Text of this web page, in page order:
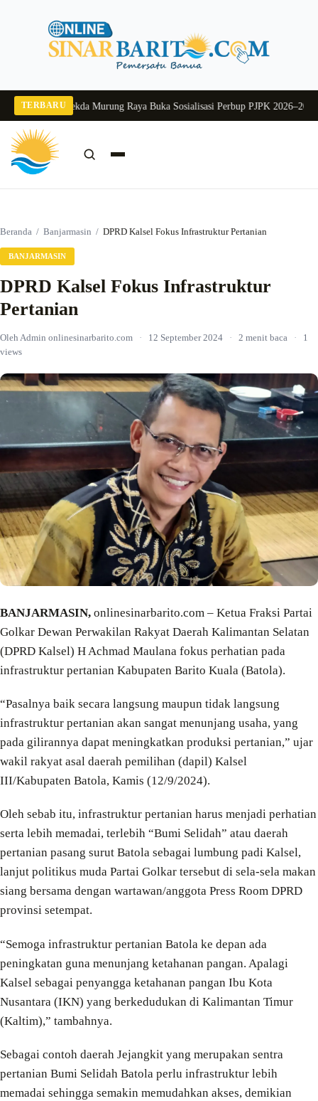
TERBARU
2026Pj Sekda Murung Raya Buka Sosialisasi Perbup PJPK 2026–2030
Beranda / Banjarmasin / DPRD Kalsel Fokus Infrastruktur Pertanian
BANJARMASIN
DPRD Kalsel Fokus Infrastruktur
Pertanian
Oleh Admin onlinesinarbarito.com · 12 September 2024 · 2 menit baca ·
1
views
BANJARMASIN, onlinesinarbarito.com – Ketua Fraksi Partai
Golkar Dewan Perwakilan Rakyat Daerah Kalimantan Selatan
(DPRD Kalsel) H Achmad Maulana fokus perhatian pada
infrastruktur pertanian Kabupaten Barito Kuala (Batola).
“Pasalnya baik secara langsung maupun tidak langsung
infrastruktur pertanian akan sangat menunjang usaha, yang
pada gilirannya dapat meningkatkan produksi pertanian,” ujar
wakil rakyat asal daerah pemilihan (dapil) Kalsel
III/Kabupaten Batola, Kamis (12/9/2024).
Oleh sebab itu, infrastruktur pertanian harus menjadi perhatian
serta lebih memadai, terlebih “Bumi Selidah” atau daerah
pertanian pasang surut Batola sebagai lumbung padi Kalsel,
lanjut politikus muda Partai Golkar tersebut di sela-sela makan
siang bersama dengan wartawan/anggota Press Room DPRD
provinsi setempat.
“Semoga infrastruktur pertanian Batola ke depan ada
peningkatan guna menunjang ketahanan pangan. Apalagi
Kalsel sebagai penyangga ketahanan pangan Ibu Kota
Nusantara (IKN) yang berkedudukan di Kalimantan Timur
(Kaltim),” tambahnya.
Sebagai contoh daerah Jejangkit yang merupakan sentra
pertanian Bumi Selidah Batola perlu infrastruktur lebih
memadai sehingga semakin memudahkan akses, demikian